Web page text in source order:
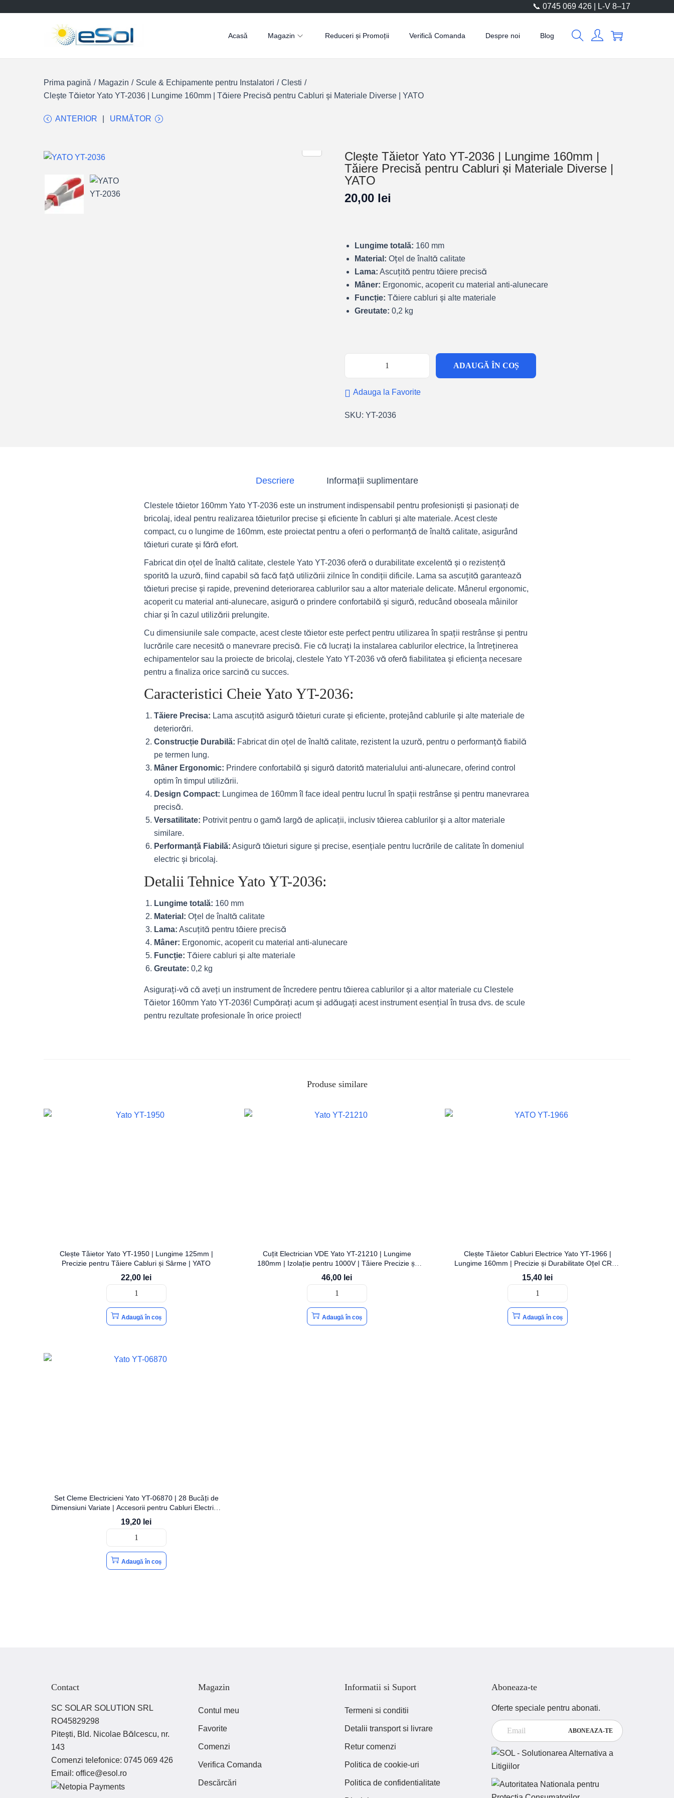
📞 0745 069 426 | L-V 8–17
Acasă Magazin Reduceri și Promoții Verifică Comanda Despre noi Blog
Prima pagină / Magazin / Scule & Echipamente pentru Instalatori / Clesti /
Clește Tăietor Yato YT-2036 | Lungime 160mm | Tăiere Precisă pentru Cabluri și Materiale Diverse | YATO
ANTERIOR URMĂTOR
Clește Tăietor Yato YT-2036 | Lungime 160mm |
Tăiere Precisă pentru Cabluri și Materiale Diverse |
YATO
20,00 lei
Lungime totală: 160 mm
Material: Oțel de înaltă calitate
Lama: Ascuțită pentru tăiere precisă
Mâner: Ergonomic, acoperit cu material anti-alunecare
Funcție: Tăiere cabluri și alte materiale
Greutate: 0,2 kg
ADAUGĂ ÎN COȘ
Adauga la Favorite
SKU: YT-2036
Descriere Informații suplimentare
Clestele tăietor 160mm Yato YT-2036 este un instrument indispensabil pentru profesioniști și pasionați de
bricolaj, ideal pentru realizarea tăieturilor precise și eficiente în cabluri și alte materiale. Acest cleste
compact, cu o lungime de 160mm, este proiectat pentru a oferi o performanță de înaltă calitate, asigurând
tăieturi curate și fără efort.
Fabricat din oțel de înaltă calitate, clestele Yato YT-2036 oferă o durabilitate excelentă și o rezistență
sporită la uzură, fiind capabil să facă față utilizării zilnice în condiții dificile. Lama sa ascuțită garantează
tăieturi precise și rapide, prevenind deteriorarea cablurilor sau a altor materiale delicate. Mânerul ergonomic,
acoperit cu material anti-alunecare, asigură o prindere confortabilă și sigură, reducând oboseala mâinilor
chiar și în cazul utilizării prelungite.
Cu dimensiunile sale compacte, acest cleste tăietor este perfect pentru utilizarea în spații restrânse și pentru
lucrările care necesită o manevrare precisă. Fie că lucrați la instalarea cablurilor electrice, la întreținerea
echipamentelor sau la proiecte de bricolaj, clestele Yato YT-2036 vă oferă fiabilitatea și eficiența necesare
pentru a finaliza orice sarcină cu succes.
Caracteristici Cheie Yato YT-2036:
Tăiere Precisa: Lama ascuțită asigură tăieturi curate și eficiente, protejând cablurile și alte materiale de
deteriorări.
Construcție Durabilă: Fabricat din oțel de înaltă calitate, rezistent la uzură, pentru o performanță fiabilă
pe termen lung.
Mâner Ergonomic: Prindere confortabilă și sigură datorită materialului anti-alunecare, oferind control
optim în timpul utilizării.
Design Compact: Lungimea de 160mm îl face ideal pentru lucrul în spații restrânse și pentru manevrarea
precisă.
Versatilitate: Potrivit pentru o gamă largă de aplicații, inclusiv tăierea cablurilor și a altor materiale
similare.
Performanță Fiabilă: Asigură tăieturi sigure și precise, esențiale pentru lucrările de calitate în domeniul
electric și bricolaj.
Detalii Tehnice Yato YT-2036:
Lungime totală: 160 mm
Material: Oțel de înaltă calitate
Lama: Ascuțită pentru tăiere precisă
Mâner: Ergonomic, acoperit cu material anti-alunecare
Funcție: Tăiere cabluri și alte materiale
Greutate: 0,2 kg
Asigurați-vă că aveți un instrument de încredere pentru tăierea cablurilor și a altor materiale cu Clestele
Tăietor 160mm Yato YT-2036! Cumpărați acum și adăugați acest instrument esențial în trusa dvs. de scule
pentru rezultate profesionale în orice proiect!
Produse similare
Clește Tăietor Yato YT-1950 | Lungime 125mm |
Precizie pentru Tăiere Cabluri și Sârme | YATO
22,00 lei
Adaugă în coș
Cuțit Electrician VDE Yato YT-21210 | Lungime
180mm | Izolație pentru 1000V | Tăiere Precizie și
Siguranță | YATO
46,00 lei
Adaugă în coș
Clește Tăietor Cabluri Electrice Yato YT-1966 |
Lungime 160mm | Precizie și Durabilitate Oțel CRV |
YATO
15,40 lei
Adaugă în coș
Set Cleme Electricieni Yato YT-06870 | 28 Bucăți de
Dimensiuni Variate | Accesorii pentru Cabluri Electrice
| YATO
19,20 lei
Adaugă în coș
Contact
SC SOLAR SOLUTION SRL
RO45829298
Pitești, Bld. Nicolae Bălcescu, nr.
143
Comenzi telefonice: 0745 069 426
Email: office@esol.ro
Magazin
Contul meu
Favorite
Comenzi
Verifica Comanda
Descărcări
Informatii si Suport
Termeni si conditii
Detalii transport si livrare
Retur comenzi
Politica de cookie-uri
Politica de confidentialitate
Aboneaza-te
Oferte speciale pentru abonati.